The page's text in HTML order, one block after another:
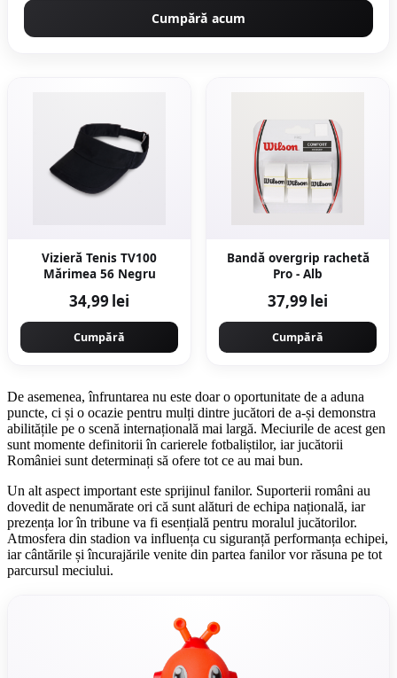
Cumpără acum
Vizieră Tenis TV100
Mărimea 56 Negru
34,99 lei
Cumpără
Bandă overgrip rachetă
Pro - Alb
37,99 lei
Cumpără
De asemenea, înfruntarea nu este doar o oportunitate de a aduna
puncte, ci și o ocazie pentru mulți dintre jucători de a-și demonstra
abilitățile pe o scenă internațională mai largă. Meciurile de acest gen
sunt momente definitorii în carierele fotbaliștilor, iar jucătorii
României sunt determinați să ofere tot ce au mai bun.
Un alt aspect important este sprijinul fanilor. Suporterii români au
dovedit de nenumărate ori că sunt alături de echipa națională, iar
prezența lor în tribune va fi esențială pentru moralul jucătorilor.
Atmosfera din stadion va influența cu siguranță performanța echipei,
iar cântările și încurajările venite din partea fanilor vor răsuna pe tot
parcursul meciului.